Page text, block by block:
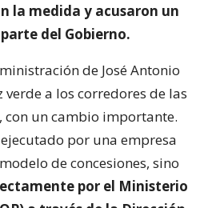
la medida y acusaron un
del Gobierno.
de José Antonio
a los corredores de las
con un cambio importante.
por una empresa
de concesiones, sino
por el Ministerio